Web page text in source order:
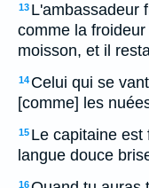
13 L'ambassadeur
comme la
moisson, et il
14 Celui qui se
[comme] les
15 Le capitaine est
langue douce
16